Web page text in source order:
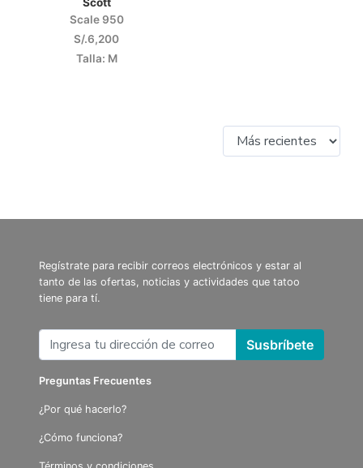
Scale 950
S/.6,200
Talla: M
Regístrate para recibir correos electrónicos y estar al
tanto de las ofertas, noticias y actividades que tatoo
tiene para tí.
Susbríbete
Preguntas Frecuentes
¿Por qué hacerlo?
¿Cómo funciona?